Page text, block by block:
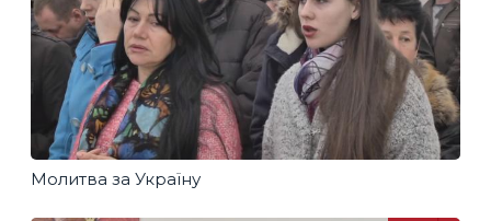
Молитва за Україну